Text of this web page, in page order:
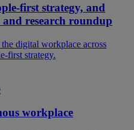
first strategy, and
research roundup
digital workplace across
first strategy.
workplace